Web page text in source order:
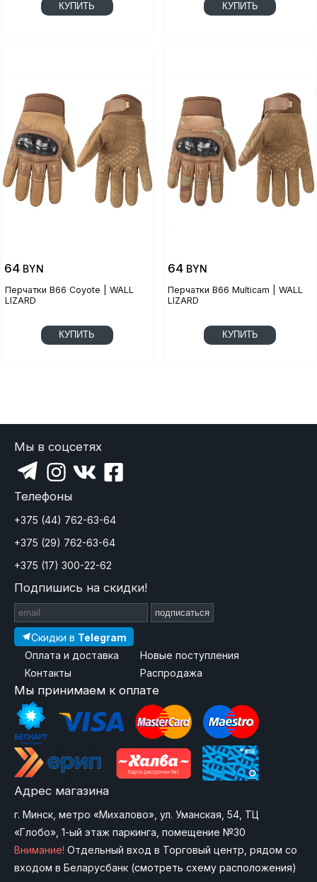
КУПИТЬ КУПИТЬ
Перчатки B66 Coyote | WALL
LIZARD
64 BYN
КУПИТЬ
Перчатки B66 Multicam | WALL
LIZARD
64 BYN
КУПИТЬ
Мы в соцсетях
Телефоны
+375 (44) 762-63-64
+375 (29) 762-63-64
+375 (17) 300-22-62
Подпишись на скидки!
подписаться
Скидки в Telegram
Оплата и доставка
Контакты
Новые поступления
Распродажа
Мы принимаем к оплате
Адрес магазина
г. Минск, метро «Михалово», ул. Уманская, 54, ТЦ
«Глобо», 1-ый этаж паркинга, помещение №30
Внимание! Отдельный вход в Торговый центр, рядом со
входом в Беларусбанк (смотреть схему расположения)